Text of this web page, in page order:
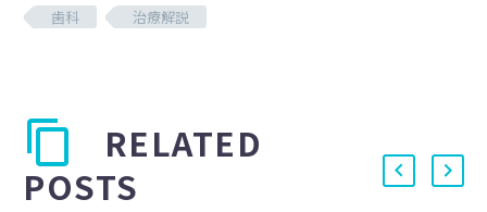
歯科
治療解説
RELATED
POSTS